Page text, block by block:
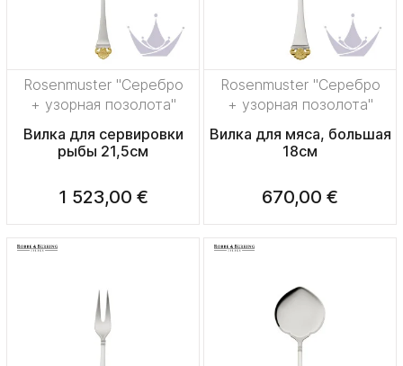
Rosenmuster "Серебро
+ узорная позолота"
Вилка для сервировки
рыбы 21,5см
1 523,00 €
Rosenmuster "Серебро
+ узорная позолота"
Вилка для мяса, большая
18см
670,00 €